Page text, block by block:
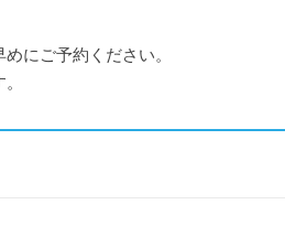
にご予約ください。